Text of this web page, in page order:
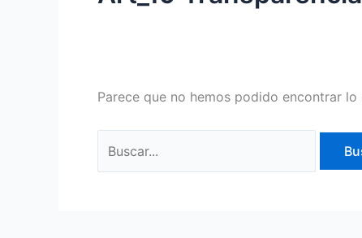
Parece que no hemos podido encontrar